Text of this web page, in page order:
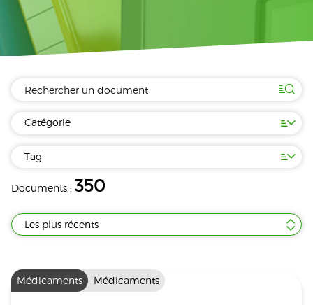
Catégorie
Tag
Documents : 350
Les plus récents
Médicaments Médicaments